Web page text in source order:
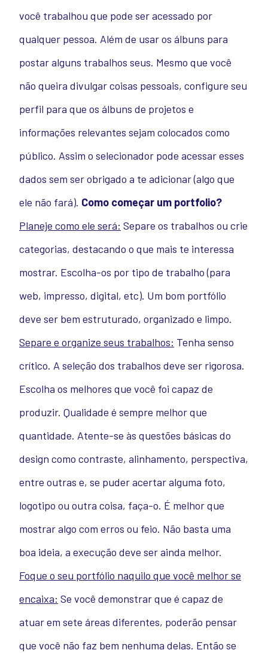
você trabalhou que pode ser acessado por
qualquer pessoa. Além de usar os álbuns para
postar alguns trabalhos seus. Mesmo que você
não queira divulgar coisas pessoais, configure seu
perfil para que os álbuns de projetos e
informações relevantes sejam colocados como
público. Assim o selecionador pode acessar esses
dados sem ser obrigado a te adicionar (algo que
ele não fará). Como começar um portfolio?
Planeje como ele será: Separe os trabalhos ou crie
categorias, destacando o que mais te interessa
mostrar. Escolha-os por tipo de trabalho (para
web, impresso, digital, etc). Um bom portfólio
deve ser bem estruturado, organizado e limpo.
Separe e organize seus trabalhos: Tenha senso
crítico. A seleção dos trabalhos deve ser rigorosa.
Escolha os melhores que você foi capaz de
produzir. Qualidade é sempre melhor que
quantidade. Atente-se às questões básicas do
design como contraste, alinhamento, perspectiva,
entre outras e, se puder acertar alguma foto,
logotipo ou outra coisa, faça-o. É melhor que
mostrar algo com erros ou feio. Não basta uma
boa ideia, a execução deve ser ainda melhor.
Foque o seu portfólio naquilo que você melhor se
encaixa: Se você demonstrar que é capaz de
atuar em sete áreas diferentes, poderão pensar
que você não faz bem nenhuma delas. Então se